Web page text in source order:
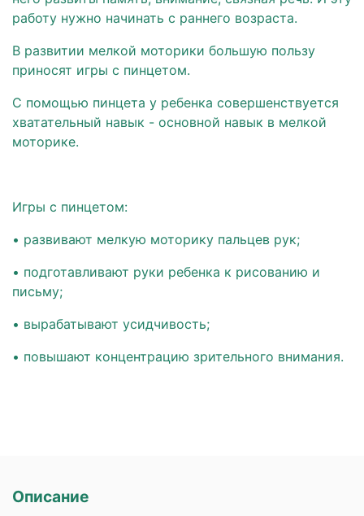
работу нужно начинать с раннего возраста.
В развитии мелкой моторики большую пользу
приносят игры с пинцетом.
С помощью пинцета у ребенка совершенствуется
хватательный навык - основной навык в мелкой
моторике.
Игры с пинцетом:
• развивают мелкую моторику пальцев рук;
• подготавливают руки ребенка к рисованию и
письму;
• вырабатывают усидчивость;
• повышают концентрацию зрительного внимания.
Описание